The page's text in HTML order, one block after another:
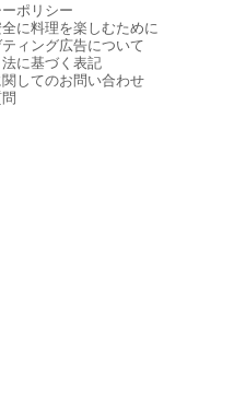
ポリシー
に料理を楽しむために
ィング広告について
に基づく表記
してのお問い合わせ